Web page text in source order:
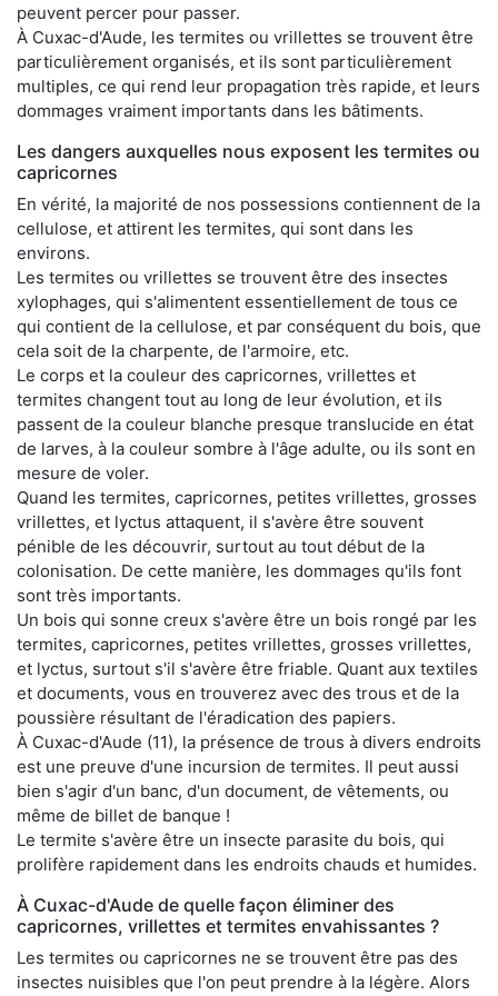
peuvent percer pour passer.
À Cuxac-d'Aude, les termites ou vrillettes se trouvent être
particulièrement organisés, et ils sont particulièrement
multiples, ce qui rend leur propagation très rapide, et leurs
dommages vraiment importants dans les bâtiments.
Les dangers auxquelles nous exposent les termites ou
capricornes
En vérité, la majorité de nos possessions contiennent de la
cellulose, et attirent les termites, qui sont dans les
environs.
Les termites ou vrillettes se trouvent être des insectes
xylophages, qui s'alimentent essentiellement de tous ce
qui contient de la cellulose, et par conséquent du bois, que
cela soit de la charpente, de l'armoire, etc.
Le corps et la couleur des capricornes, vrillettes et
termites changent tout au long de leur évolution, et ils
passent de la couleur blanche presque translucide en état
de larves, à la couleur sombre à l'âge adulte, ou ils sont en
mesure de voler.
Quand les termites, capricornes, petites vrillettes, grosses
vrillettes, et lyctus attaquent, il s'avère être souvent
pénible de les découvrir, surtout au tout début de la
colonisation. De cette manière, les dommages qu'ils font
sont très importants.
Un bois qui sonne creux s'avère être un bois rongé par les
termites, capricornes, petites vrillettes, grosses vrillettes,
et lyctus, surtout s'il s'avère être friable. Quant aux textiles
et documents, vous en trouverez avec des trous et de la
poussière résultant de l'éradication des papiers.
À Cuxac-d'Aude (11), la présence de trous à divers endroits
est une preuve d'une incursion de termites. Il peut aussi
bien s'agir d'un banc, d'un document, de vêtements, ou
même de billet de banque !
Le termite s'avère être un insecte parasite du bois, qui
prolifère rapidement dans les endroits chauds et humides.
À Cuxac-d'Aude de quelle façon éliminer des
capricornes, vrillettes et termites envahissantes ?
Les termites ou capricornes ne se trouvent être pas des
insectes nuisibles que l'on peut prendre à la légère. Alors